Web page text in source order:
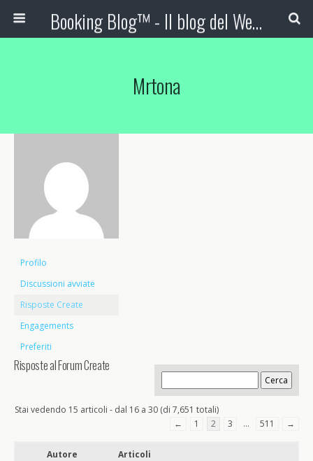
Booking Blog™ - Il blog del Web Marketing Turistico
Mrtona
Profilo
Discussioni avviate
Risposte Create
Engagements
Preferiti
Risposte al Forum Create
Stai vedendo 15 articoli - dal 16 a 30 (di 7,651 totali)
←
1 2 3 … 511 →
Autore Articoli